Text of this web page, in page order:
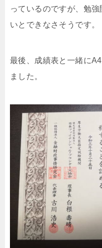
っているのですが、勉
いとできなさそうです。
最後、成績表と一緒に
ました。